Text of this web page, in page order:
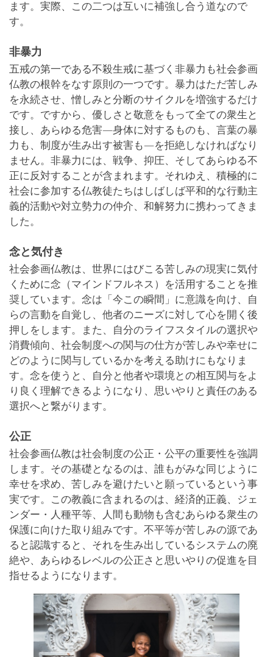
ます。実際、この二つは互いに補強し合う道なので
す。
非暴力
五戒の第一である不殺生戒に基づく非暴力も社会参画
仏教の根幹をなす原則の一つです。暴力はただ苦しみ
を永続させ、憎しみと分断のサイクルを増強するだけ
です。ですから、優しさと敬意をもって全ての衆生と
接し、あらゆる危害―身体に対するものも、言葉の暴
力も、制度が生み出す被害も―を拒絶しなければなり
ません。非暴力には、戦争、抑圧、そしてあらゆる不
正に反対することが含まれます。それゆえ、積極的に
社会に参加する仏教徒たちはしばしば平和的な行動主
義的活動や対立勢力の仲介、和解努力に携わってきま
した。
念と気付き
社会参画仏教は、世界にはびこる苦しみの現実に気付
くために念（マインドフルネス）を活用することを推
奨しています。念は「今この瞬間」に意識を向け、自
らの言動を自覚し、他者のニーズに対して心を開く後
押しをします。また、自分のライフスタイルの選択や
消費傾向、社会制度への関与の仕方が苦しみや幸せに
どのように関与しているかを考える助けにもなりま
す。念を使うと、自分と他者や環境との相互関与をよ
り良く理解できるようになり、思いやりと責任のある
選択へと繋がります。
公正
社会参画仏教は社会制度の公正・公平の重要性を強調
します。その基礎となるのは、誰もがみな同じように
幸せを求め、苦しみを避けたいと願っているという事
実です。この教義に含まれるのは、経済的正義、ジェ
ンダー・人種平等、人間も動物も含むあらゆる衆生の
保護に向けた取り組みです。不平等が苦しみの源であ
ると認識すると、それを生み出しているシステムの廃
絶や、あらゆるレベルの公正さと思いやりの促進を目
指せるようになります。